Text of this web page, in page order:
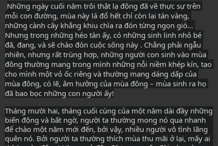
Những ngày cuối năm trôi thật lạ đông đã về thực sự trên
mỗi con đường, mùa này lá đổ hết chỉ còn lại tán vàng,
những cành cây khẳng khiu chìa ra đón từng ngọn gió…
Nhưng trong những héo tàn ấy, có những sinh linh nhỏ bé
đã, đang, và sẽ chào đón cuộc sống này . Chẳng phải ngẫu
nhiên, nhưng rất trùng hợp, những người con sinh vào mùa
đông thường mang trong mình những nỗi niềm khép kín, tạo
cho mình một vỏ ốc riêng và thường mang dáng dấp của
mùa đông, có lẽ, âm hưởng của mùa đông – mùa sinh ra họ
đã bao bọc những con người ấy!
Tháng mười hai, tháng cuối cùng của một năm dài đầy những
biến động và bất ngờ, người ta thường mong nó qua nhanh
để chào một năm mới đến, bởi vậy, nhiều người vô tình lãng
quên nó. Bởi người ta thường thích mùa thu mãi ở lại, mấy ai